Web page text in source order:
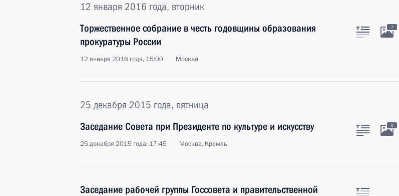
12 января 2016 года, вторник
Торжественное собрание в честь годовщины образования
прокуратуры России
12 января 2016 года, 15:00 Москва
7
25 декабря 2015 года, пятница
Заседание Совета при Президенте по культуре и искусству
25 декабря 2015 года, 17:45 Москва, Кремль
6
Заседание рабочей группы Госсовета и правительственной